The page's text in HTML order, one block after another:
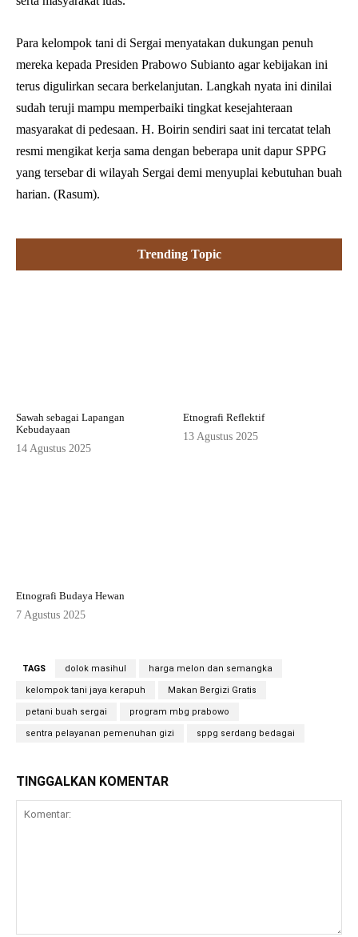
Para kelompok tani di Sergai menyatakan dukungan penuh
mereka kepada Presiden Prabowo Subianto agar kebijakan ini
terus digulirkan secara berkelanjutan. Langkah nyata ini dinilai
sudah teruji mampu memperbaiki tingkat kesejahteraan
masyarakat di pedesaan. H. Boirin sendiri saat ini tercatat telah
resmi mengikat kerja sama dengan beberapa unit dapur SPPG
yang tersebar di wilayah Sergai demi menyuplai kebutuhan buah
harian. (Rasum).
Trending Topic
Sawah sebagai Lapangan
Kebudayaan
14 Agustus 2025
Etnografi Reflektif
13 Agustus 2025
Etnografi Budaya Hewan
7 Agustus 2025
TAGS dolok masihul harga melon dan semangka
kelompok tani jaya kerapuh Makan Bergizi Gratis
petani buah sergai program mbg prabowo
sentra pelayanan pemenuhan gizi sppg serdang bedagai
TINGGALKAN KOMENTAR